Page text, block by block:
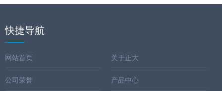
快捷导航
网站首页 关于正大
公司荣誉 产品中心